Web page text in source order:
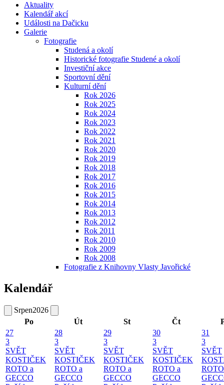
Aktuality
Kalendář akcí
Události na Dačicku
Galerie
Fotografie
Studená a okolí
Historické fotografie Studené a okolí
Investiční akce
Sportovní dění
Kulturní dění
Rok 2026
Rok 2025
Rok 2024
Rok 2023
Rok 2022
Rok 2021
Rok 2020
Rok 2019
Rok 2018
Rok 2017
Rok 2016
Rok 2015
Rok 2014
Rok 2013
Rok 2012
Rok 2011
Rok 2010
Rok 2009
Rok 2008
Fotografie z Knihovny Vlasty Javořické
Kalendář
Srpen2026
Po
Út St Čt
27
3
SVĚT
KOSTIČEK
ROTO a
GECCO
28
3
SVĚT
KOSTIČEK
ROTO a
GECCO
29
3
SVĚT
KOSTIČEK
ROTO a
GECCO
30
3
SVĚT
KOSTIČEK
ROTO a
GECCO
31
3
SVĚT